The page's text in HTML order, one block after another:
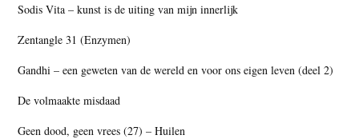
Sodis Vita – kunst is de uiting van mijn innerlijk
Zentangle 31 (Enzymen)
Gandhi – een geweten van de wereld en voor ons eigen leven (deel 2)
De volmaakte misdaad
Geen dood, geen vrees (27) – Huilen